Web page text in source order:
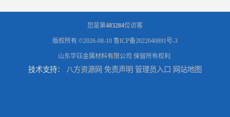
您是第483284位访客
版权所有 ©2026-08-10 鲁ICP备2022040891号-3
山东华钰金属材料有限公司 保留所有权利.
技术支持： 八方资源网 免责声明 管理员入口 网站地图